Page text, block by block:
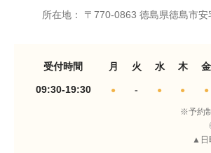
所在地： 〒770-0863 徳島県徳島市
受付時間 月 火 水 木 金
09:30-19:30 ● - ● ● ●
※予約
▲日